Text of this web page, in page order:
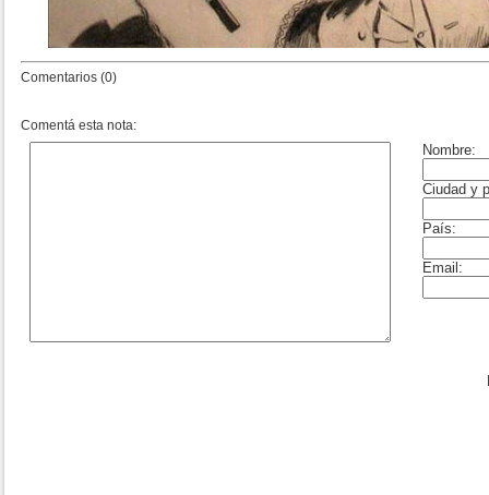
Comentarios (0)
Comentá esta nota: